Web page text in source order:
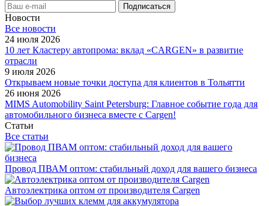
Новости
Все новости
24 июля 2026
10 лет Кластеру автопрома: вклад «CARGEN» в развитие
отрасли
9 июля 2026
Открываем новые точки доступа для клиентов в Тольятти
26 июня 2026
MIMS Automobility Saint Petersburg: Главное событие года для
автомобильного бизнеса вместе с Cargen!
Статьи
Все статьи
Провод ПВАМ оптом: стабильный доход для вашего бизнеса
Автоэлектрика оптом от производителя Cargen